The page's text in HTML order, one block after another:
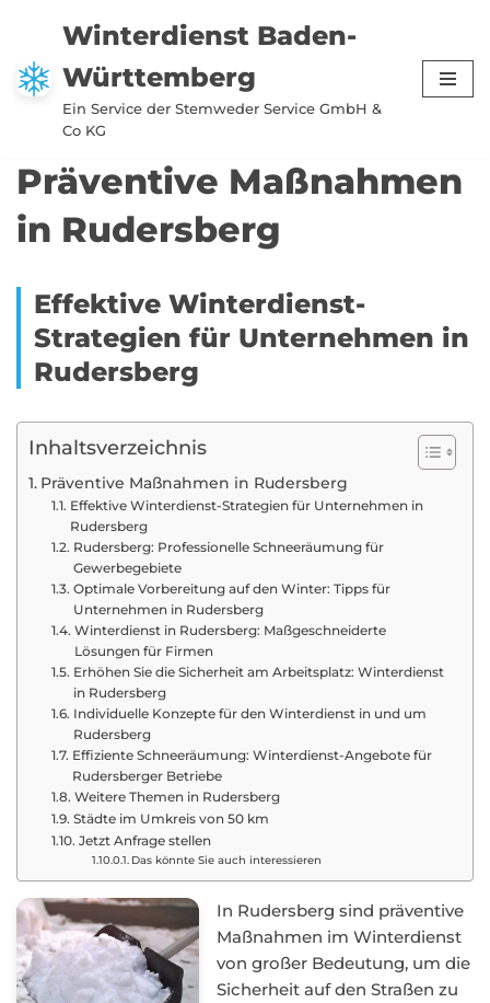
Zum
Inhalt
springen
Winterdienst Baden-
Württemberg
Ein Service der Stemweder Service GmbH &
Co KG
Präventive Maßnahmen
in Rudersberg
Effektive Winterdienst-
Strategien für Unternehmen in
Rudersberg
Inhaltsverzeichnis
Präventive Maßnahmen in Rudersberg
Effektive Winterdienst-Strategien für Unternehmen in
Rudersberg
Rudersberg: Professionelle Schneeräumung für
Gewerbegebiete
Optimale Vorbereitung auf den Winter: Tipps für
Unternehmen in Rudersberg
Winterdienst in Rudersberg: Maßgeschneiderte
Lösungen für Firmen
Erhöhen Sie die Sicherheit am Arbeitsplatz: Winterdienst
in Rudersberg
Individuelle Konzepte für den Winterdienst in und um
Rudersberg
Effiziente Schneeräumung: Winterdienst-Angebote für
Rudersberger Betriebe
Weitere Themen in Rudersberg
Städte im Umkreis von 50 km
Jetzt Anfrage stellen
Das könnte Sie auch interessieren
In Rudersberg sind präventive
Maßnahmen im Winterdienst
von großer Bedeutung, um die
Sicherheit auf den Straßen zu